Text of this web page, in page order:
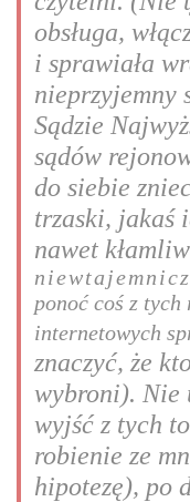
obsługa,
i sprawiała
nieprzyjemny
Sądzie
sądów
do siebie
trzaski, jakaś
nawet
ponoć coś z
internetowych
znaczyć, że
wybroni). Nie
wyjść z tych
robienie ze
hipotezę), po